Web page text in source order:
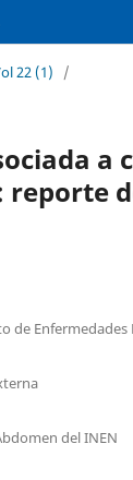
22 (1)
/
a
de Enfermedades
del INEN